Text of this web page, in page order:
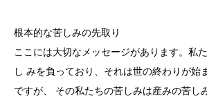
根本的な苦しみの先取り
ここには大切なメッセージがあります。私
し みを負っており、それは世の終わりが始
ですが、 その私たちの苦しみは産みの苦し